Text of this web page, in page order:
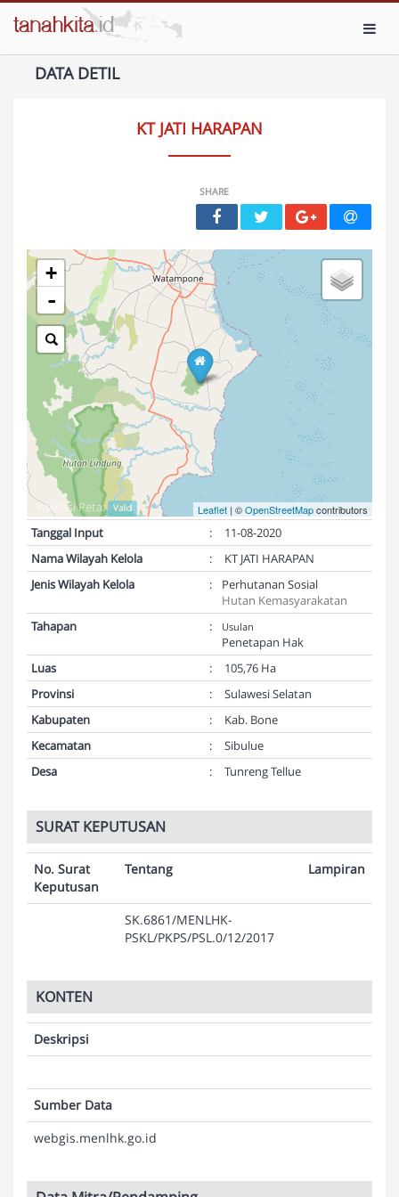
DATA DETIL
KT JATI HARAPAN
SHARE
+
-
Leaflet | ©OpenStreetMapcontributors
Validasi Peta: Valid
Tanggal Input :
11-08-2020
Nama Wilayah Kelola
:
KT JATI HARAPAN
Jenis Wilayah Kelola
:
Perhutanan Sosial
Hutan Kemasyarakatan
Tahapan
: Usulan
Penetapan Hak
Luas
:
105,76 Ha
Provinsi
:
Sulawesi Selatan
Kabupaten
:
Kab. Bone
Kecamatan
:
Sibulue
Desa
: Tunreng Tellue
SURAT KEPUTUSAN
No. Surat
Keputusan
Tentang Lampiran
SK.6861/MENLHK-
PSKL/PKPS/PSL.0/12/2017
KONTEN
Deskripsi
Sumber Data
webgis.menlhk.go.id